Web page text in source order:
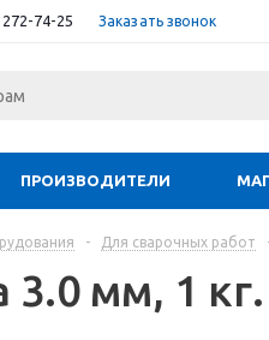
272-74-25 Заказать звонок
ПРОИЗВОДИТЕЛИ
- Для сварочных работ
3.0 мм, 1